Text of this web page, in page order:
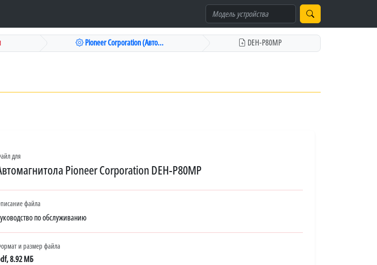
Pioneer Corporation (Авто... DEH-P80MP
для
Pioneer Corporation DEH-P80MP
файла
по обслуживанию
и размер файла
8.92 МБ